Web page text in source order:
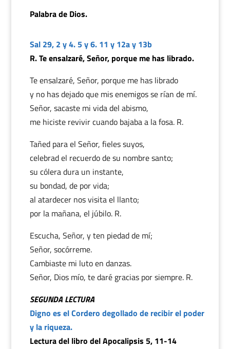
Palabra de Dios.
Sal 29, 2 y 4. 5 y 6. 11 y 12a y 13b
R. Te ensalzaré, Señor, porque me has librado.
Te ensalzaré, Señor, porque me has librado
y no has dejado que mis enemigos se rían de mí.
Señor, sacaste mi vida del abismo,
me hiciste revivir cuando bajaba a la fosa. R.
Tañed para el Señor, fieles suyos,
celebrad el recuerdo de su nombre santo;
su cólera dura un instante,
su bondad, de por vida;
al atardecer nos visita el llanto;
por la mañana, el júbilo. R.
Escucha, Señor, y ten piedad de mí;
Señor, socórreme.
Cambiaste mi luto en danzas.
Señor, Dios mío, te daré gracias por siempre. R.
SEGUNDA LECTURA
Digno es el Cordero degollado de recibir el poder
y la riqueza.
Lectura del libro del Apocalipsis 5, 11-14